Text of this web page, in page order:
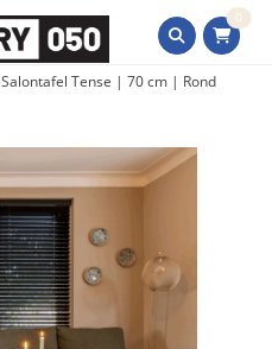
0
Salontafel Tense | 70 cm | Rond